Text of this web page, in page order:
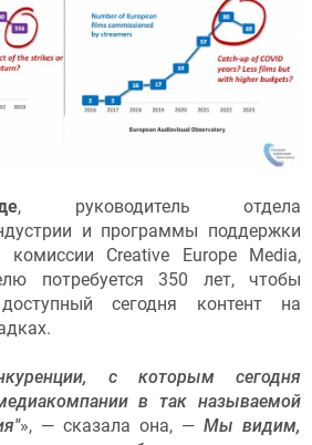
, руководитель отдела
и программы поддержки
комиссии Creative Europe Media,
потребуется 350 лет, чтобы
сегодня контент на
с которым сегодня
в так называемой
», — сказала она, — Мы видим,